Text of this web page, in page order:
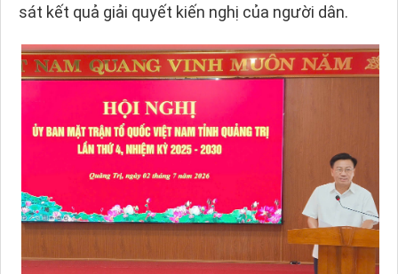
sát kết quả giải quyết kiến nghị của người dân.